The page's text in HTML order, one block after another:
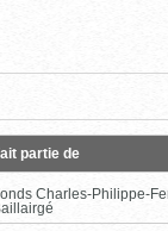
partie de
Charles-Philippe-